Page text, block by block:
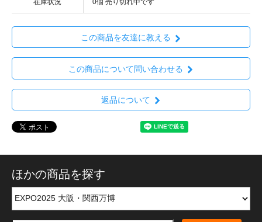
在庫状況 0個 売り切れ中です
この商品を友達に教える
この商品について問い合わせる
返品について
ほかの商品を探す